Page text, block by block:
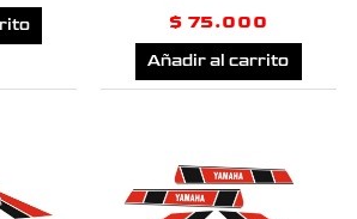
$ 75.000
Añadir al carrito